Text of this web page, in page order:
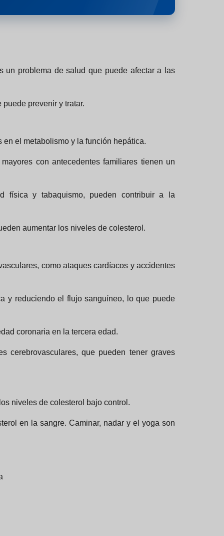
un problema de salud que puede afectar a las
prevenir y tratar.
el metabolismo y la función hepática.
con antecedentes familiares tienen un
física y tabaquismo, pueden contribuir a la
aumentar los niveles de colesterol.
como ataques cardíacos y accidentes
y reduciendo el flujo sanguíneo, lo que puede
coronaria en la tercera edad.
cerebrovasculares, que pueden tener graves
niveles de colesterol bajo control.
en la sangre. Caminar, nadar y el yoga son